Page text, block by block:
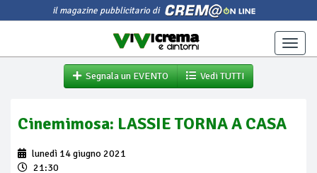
il magazine pubblicitario di
Toggle
Segnala un EVENTO
Vedi TUTTI
Cinemimosa: LASSIE TORNA A CASA
lunedì 14 giugno 2021
21:30